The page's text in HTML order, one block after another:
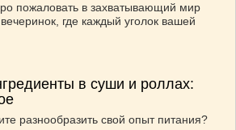
пожаловать в захватывающий мир
где каждый уголок вашей
в суши и роллах:
разнообразить свой опыт питания?